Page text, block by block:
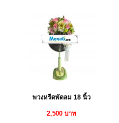
พวงหรีดพัดลม 18 นิ้ว
2,500 บาท